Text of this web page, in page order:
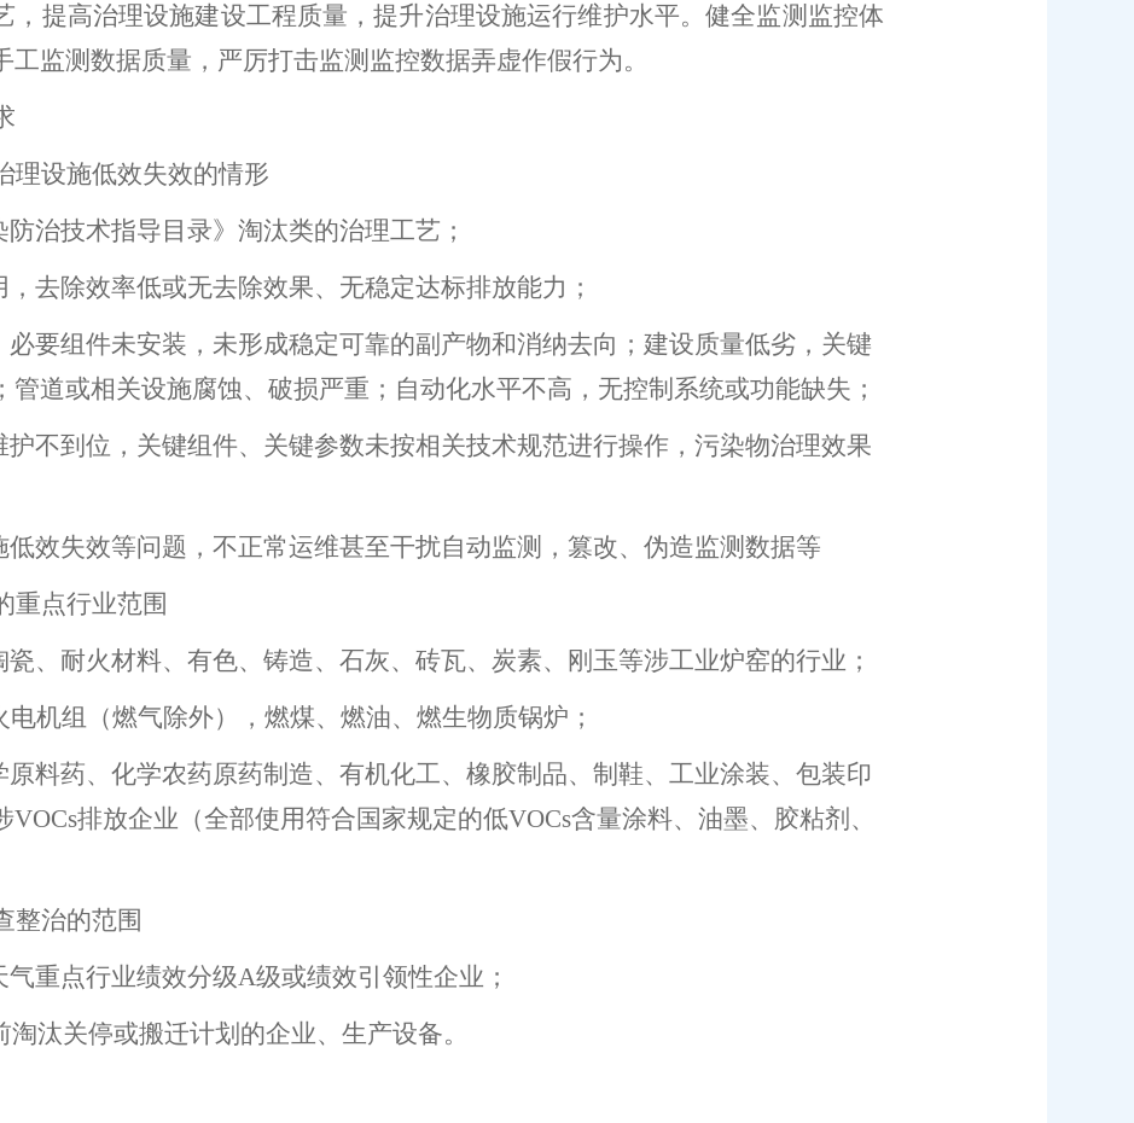
，提高治理设施建设工程质量，提升治理设施运行维护水平。健全监测监控体
工监测数据质量，严厉打击监测监控数据弄虚作假行为。
理设施低效失效的情形
防治技术指导目录》淘汰类的治理工艺 ；
去除效率低或无去除效果、无稳定达标排放能力；
必要组件未安装，未形成稳定可靠的副产物和消纳去向；建设质量低劣，关键
管道或相关设施腐蚀、破损严重；自动化水平不高，无控制系统或功能缺失；
护不到位，关键组件、关键参数未按相关技术规范进行操作，污染物治理效果
低效失效等问题，不正常运维甚至干扰自动监测，篡改、伪造监测数据等
重点行业范围
瓷、耐火材料、有色、铸造、石灰、砖瓦、炭素、刚玉等涉工业炉窑的行业；
电机组（燃气除外），燃煤、燃油、燃生物质锅炉；
原料药、化学农药原药制造、 有机化工、橡胶制品、制鞋、 工业涂装、包装印
VOCs排放企业（全部使用符合国家规定的低VOCs含量涂料、油墨、胶粘剂、
整治的范围
气重点行业绩效分级A级或绩效引领性企业；
淘汰关停或搬迁计划的企业、生产设备。